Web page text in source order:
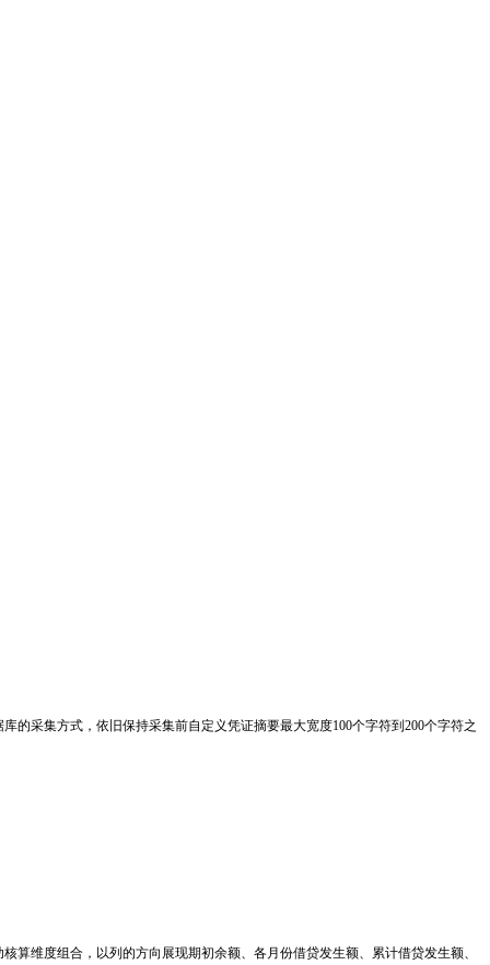
的采集方式，依旧保持采集前自定义凭证摘要最大宽度100个字符到200个字符之
算维度组合，以列的方向展现期初余额、各月份借贷发生额、累计借贷发生额、